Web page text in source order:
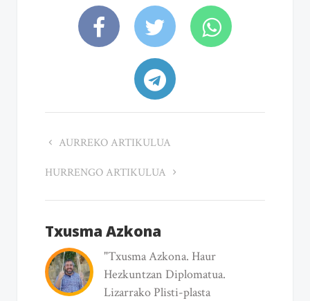
AURREKO ARTIKULUA
HURRENGO ARTIKULUA
Txusma Azkona
"Txusma Azkona. Haur
Hezkuntzan Diplomatua.
Lizarrako Plisti-plasta